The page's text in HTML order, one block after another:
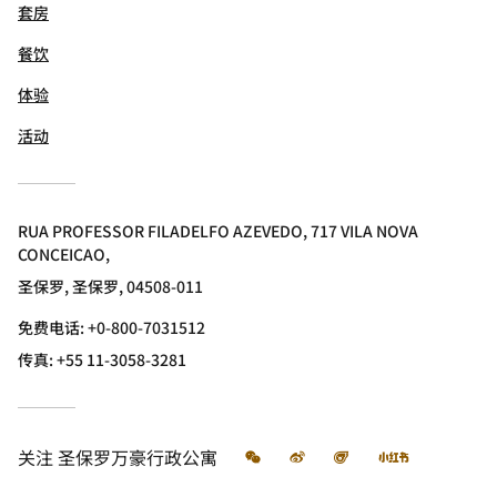
套房
餐饮
体验
活动
RUA PROFESSOR FILADELFO AZEVEDO, 717 VILA NOVA
CONCEICAO,
圣保罗, 圣保罗, 04508-011
免费电话:+0-800-7031512
传真:+55 11-3058-3281
关注圣保罗万豪行政公寓 微信 微博 飞猪 小红书